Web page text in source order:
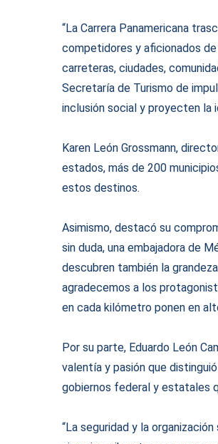
“La Carrera Panamericana
competidores y aficionados
carreteras, ciudades,
Secretaría de Turismo de
inclusión social y proyecten la
Karen León Grossmann,
estados, más de 200
estos destinos.
Asimismo, destacó su
sin duda, una embajadora de
descubren también la
agradecemos a los
en cada kilómetro ponen en
Por su parte, Eduardo León
valentía y pasión que
gobiernos federal y estatales
“La seguridad y la